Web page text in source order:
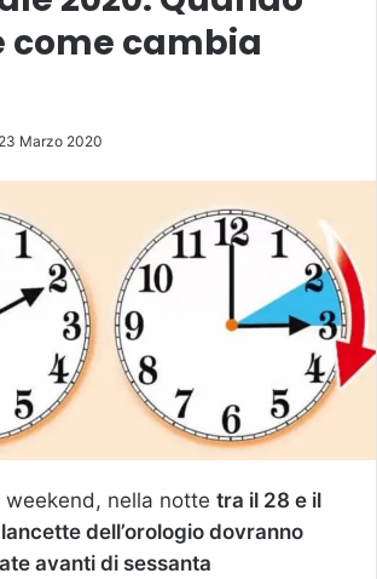
come cambia
23 Marzo 2020
weekend, nella notte tra il 28 e il
dell’orologio dovranno
avanti di sessanta